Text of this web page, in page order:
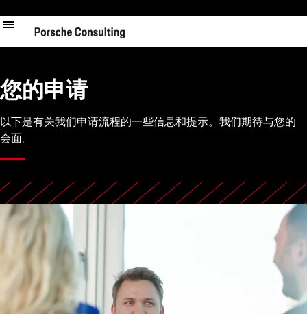
转
到
主
内
容
您的申请
以下是有关我们申请流程的一些信息和提示。我们期待与您的
会面。